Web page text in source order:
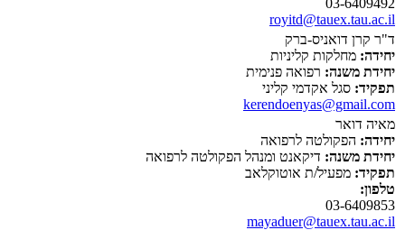
royitd@tauex.tau.ac.il
ד"ר קרן דואניס-ברק
יחידה: מחלקות קליניות
יחידת משנה: רפואה פנימית
תפקיד: סגל אקדמי קליני
kerendoenyas@gmail.com
מאיה דואר
יחידה: הפקולטה לרפואה
יחידת משנה: דיקאנט ומנהל הפקולטה לרפואה
תפקיד: מפעיל/ת אוטוקלאב
טלפון:
03-6409853
mayaduer@tauex.tau.ac.il